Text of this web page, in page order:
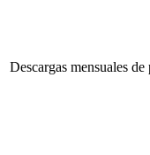
Descargas mensuales